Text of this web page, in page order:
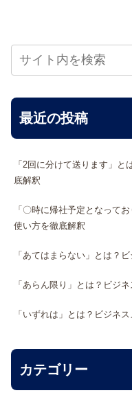
最近の投稿
「2回に分けて送ります」
底解釈
「〇時に帰社予定となって
使い方を徹底解釈
「あてはまらない」とは？
「あらん限り」とは？ビジ
「いずれは」とは？ビジネ
カテゴリー